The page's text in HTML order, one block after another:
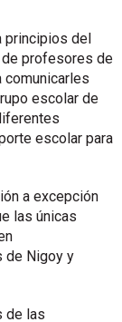
principios del
de profesores de
comunicarles
escolar de
escolar para
a excepción
las únicas
de Nigoy y
de las